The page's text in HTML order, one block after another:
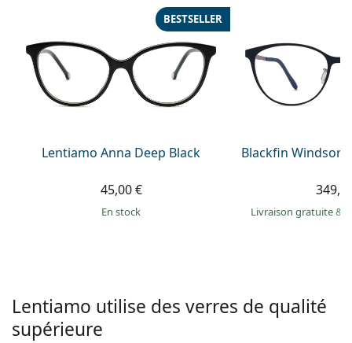
Prada
Toutes les marques
Lentiamo Anna Deep Black
BESTSELLER
45,00 €
en stock
Blackfin Windsor
Livraison gratuite&
Lentiamo utilise des verres de qualité
supérieure